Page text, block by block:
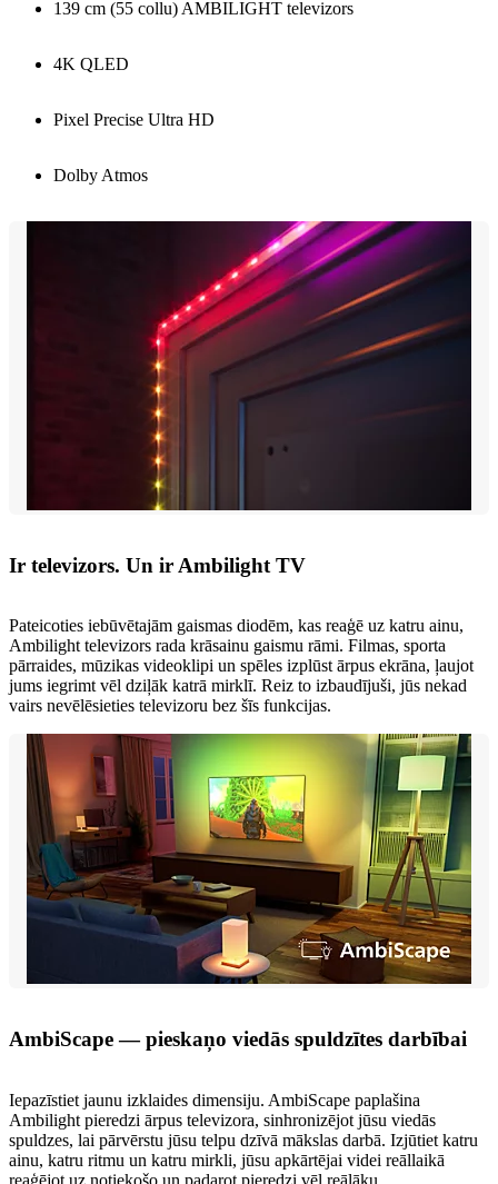
139 cm (55 collu) AMBILIGHT televizors
4K QLED
Pixel Precise Ultra HD
Dolby Atmos
Ir televizors. Un ir Ambilight TV
Pateicoties iebūvētajām gaismas diodēm, kas reaģē uz katru ainu,
Ambilight televizors rada krāsainu gaismu rāmi. Filmas, sporta
pārraides, mūzikas videoklipi un spēles izplūst ārpus ekrāna, ļaujot
jums iegrimt vēl dziļāk katrā mirklī. Reiz to izbaudījuši, jūs nekad
vairs nevēlēsieties televizoru bez šīs funkcijas.
AmbiScape — pieskaņo viedās spuldzītes darbībai
Iepazīstiet jaunu izklaides dimensiju. AmbiScape paplašina
Ambilight pieredzi ārpus televizora, sinhronizējot jūsu viedās
spuldzes, lai pārvērstu jūsu telpu dzīvā mākslas darbā. Izjūtiet katru
ainu, katru ritmu un katru mirkli, jūsu apkārtējai videi reāllaikā
reaģējot uz notiekošo un padarot pieredzi vēl reālāku.